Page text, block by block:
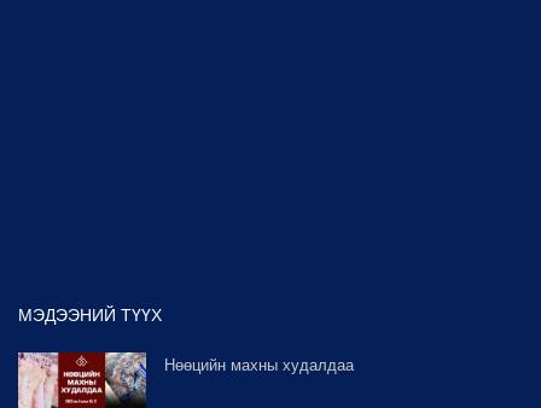
МЭДЭЭНИЙ ТҮҮХ
Нөөцийн махны худалдаа